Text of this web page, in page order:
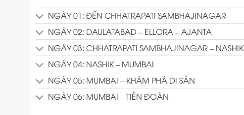
NGÀY 01: ĐẾN CHHATRAPATI SAMBHAJINAGAR
NGÀY 02: DAULATABAD – ELLORA – AJANTA
NGÀY 03: CHHATRAPATI SAMBHAJINAGAR – NASHIK
NGÀY 04: NASHIK – MUMBAI
NGÀY 05: MUMBAI – KHÁM PHÁ DI SẢN
NGÀY 06: MUMBAI – TIỄN ĐOÀN